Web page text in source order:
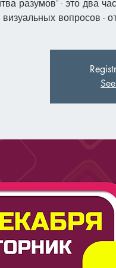
разумов" - это два
визуальных вопросов -